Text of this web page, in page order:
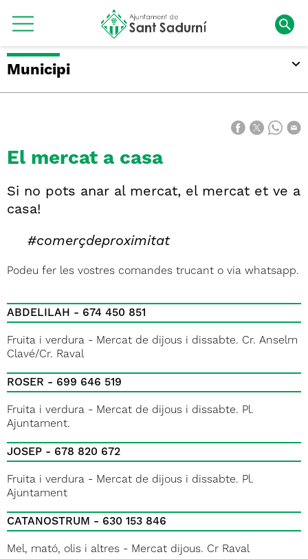
Municipi
El mercat a casa
Si no pots anar al mercat, el mercat et ve a
casa!
#comerçdeproximitat
Podeu fer les vostres comandes trucant o via whatsapp.
ABDELILAH - 674 450 851
Fruita i verdura - Mercat de dijous i dissabte. Cr. Anselm
Clavé/Cr. Raval
ROSER - 699 646 519
Fruita i verdura - Mercat de dijous i dissabte. Pl.
Ajuntament.
JOSEP - 678 820 672
Fruita i verdura - Mercat de dijous i dissabte. Pl.
Ajuntament
CATANOSTRUM - 630 153 846
Mel, mató, olis i altres - Mercat dijous. Cr Raval